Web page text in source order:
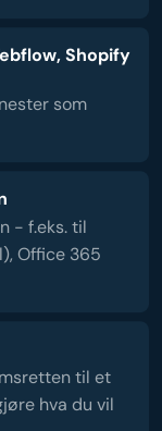
Shopify
som
- f.eks. til
Office 365
til et
hva du vil